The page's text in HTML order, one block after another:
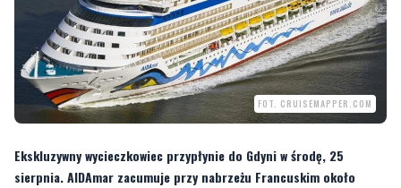
FOT. CRUISEMAPPER.COM
Ekskluzywny wycieczkowiec przypłynie do Gdyni w środę, 25
sierpnia. AIDAmar zacumuje przy nabrzeżu Francuskim około